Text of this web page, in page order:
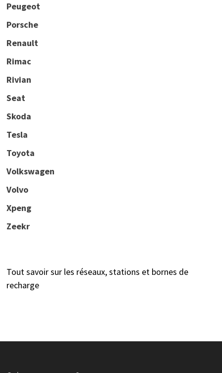
Peugeot
Porsche
Renault
Rimac
Rivian
Seat
Skoda
Tesla
Toyota
Volkswagen
Volvo
Xpeng
Zeekr
Tout savoir sur les réseaux, stations et bornes de
recharge